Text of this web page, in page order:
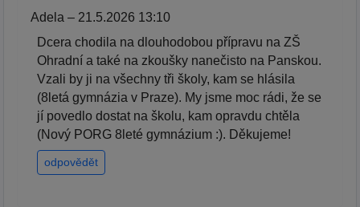
Adela – 21.5.2026 13:10
Dcera chodila na dlouhodobou přípravu na ZŠ
Ohradní a také na zkoušky nanečisto na Panskou.
Vzali by ji na všechny tři školy, kam se hlásila
(8letá gymnázia v Praze). My jsme moc rádi, že se
jí povedlo dostat na školu, kam opravdu chtěla
(Nový PORG 8leté gymnázium :). Děkujeme!
odpovědět